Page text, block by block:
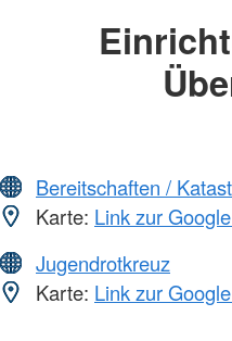
Bereitschaften /
Karte: Link zur
Jugendrotkreuz
Karte: Link zur